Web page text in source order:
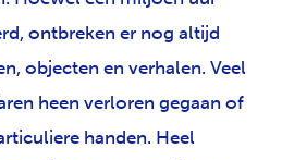
ontbreken er nog altijd
objecten en verhalen. Veel
heen verloren gegaan of
handen. Heel